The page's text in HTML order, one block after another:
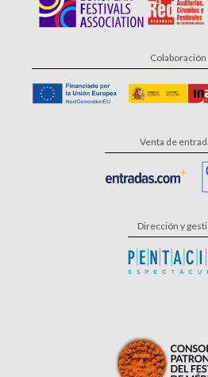
Colaboración
Venta de
Dirección y